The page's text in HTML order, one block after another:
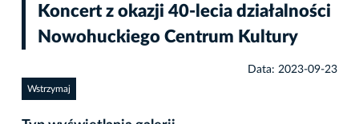
Koncert z okazji 40-lecia działalności
Nowohuckiego Centrum Kultury
Data: 2023-09-23
Wstrzymaj